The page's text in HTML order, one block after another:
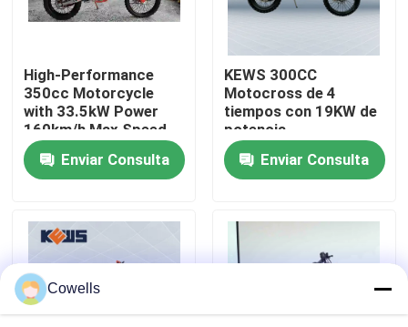
Éntrenos en contacto con
Blog
Dos motocicletas de Enduro del movimiento
Motocicletas de la reunión
High-Performance
350cc Motorcycle
with 33.5kW Power
160km/h Max Speed
and 1460mm
Wheelbase for
Motocross
Enviar Consulta
KEWS 300CC
Motocross de 4
tiempos con 19KW de
potencia
Enviar Consulta
Cowells